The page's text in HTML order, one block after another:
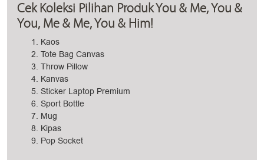
Cek Koleksi Pilihan Produk You & Me, You &
You, Me & Me, You & Him!
Kaos
Tote Bag Canvas
Throw Pillow
Kanvas
Sticker Laptop Premium
Sport Bottle
Mug
Kipas
Pop Socket